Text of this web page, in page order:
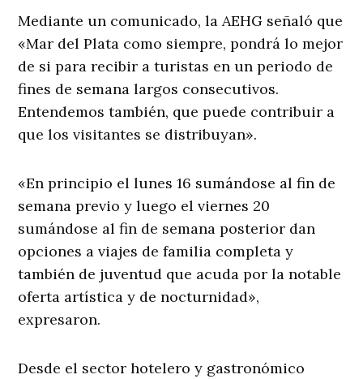
Mediante un comunicado, la AEHG señaló que
«Mar del Plata como siempre, pondrá lo mejor
de si para recibir a turistas en un periodo de
fines de semana largos consecutivos.
Entendemos también, que puede contribuir a
que los visitantes se distribuyan».
«En principio el lunes 16 sumándose al fin de
semana previo y luego el viernes 20
sumándose al fin de semana posterior dan
opciones a viajes de familia completa y
también de juventud que acuda por la notable
oferta artística y de nocturnidad»,
expresaron.
Desde el sector hotelero y gastronómico